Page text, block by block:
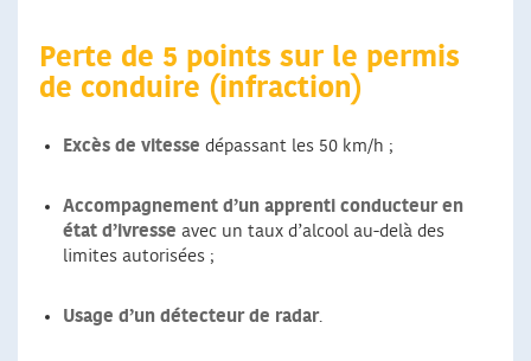
Perte de 5 points sur le permis
de conduire (infraction)
Excès de vitesse dépassant les 50 km/h ;
Accompagnement d’un apprenti conducteur en
état d’ivresse avec un taux d’alcool au-delà des
limites autorisées ;
Usage d’un détecteur de radar.